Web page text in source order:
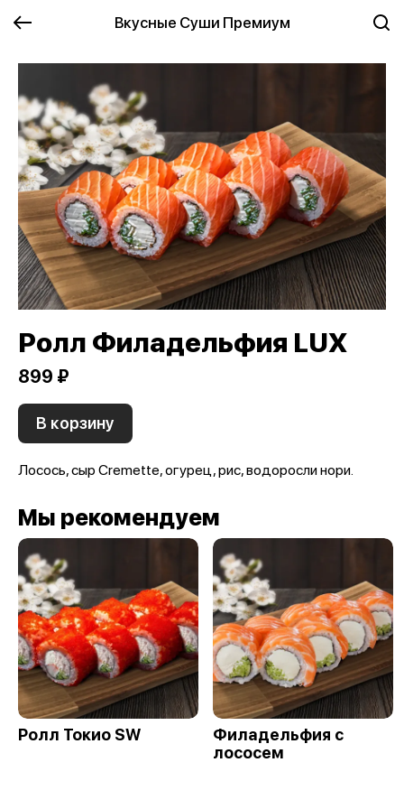
Вкусные Суши Премиум
Ролл Филадельфия LUX
899 ₽
В корзину
Лосось, сыр Cremette, огурец, рис, водоросли нори.
Мы рекомендуем
Ролл Токио SW
Филадельфия с
лососем